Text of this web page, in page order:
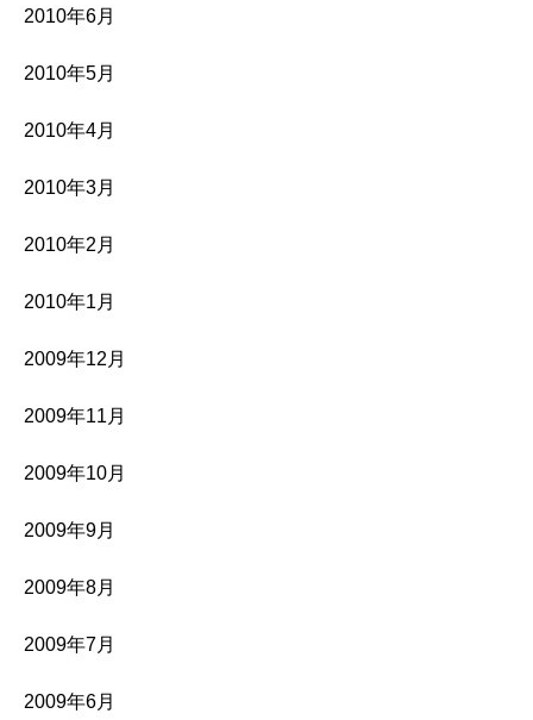
2010年6月
2010年5月
2010年4月
2010年3月
2010年2月
2010年1月
2009年12月
2009年11月
2009年10月
2009年9月
2009年8月
2009年7月
2009年6月